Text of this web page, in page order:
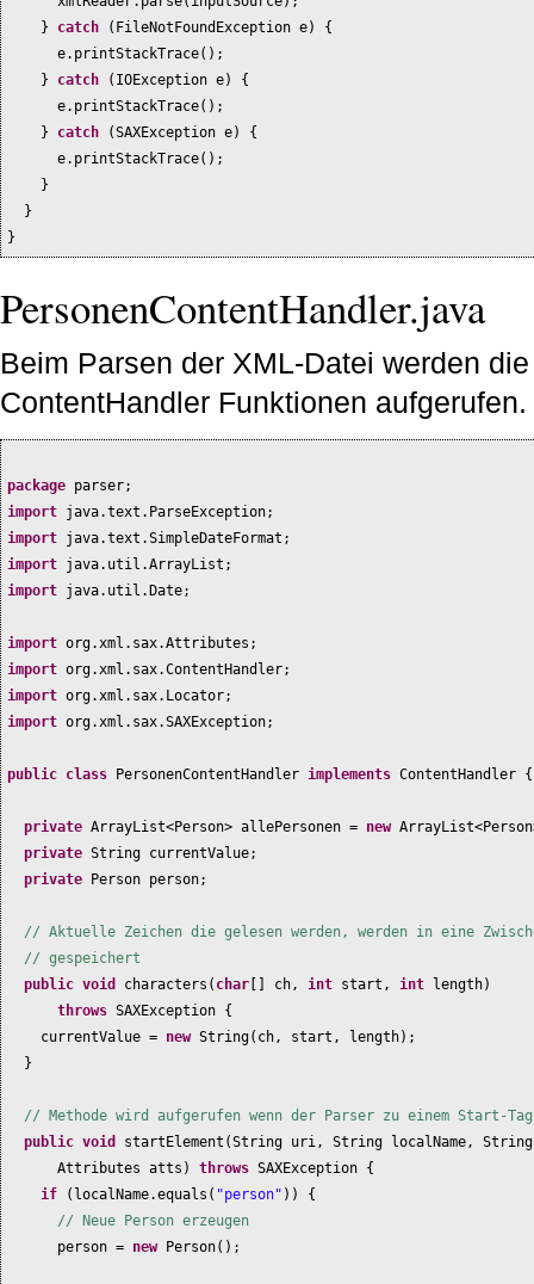
} catch ( FileNotFoundException e) {
e.printStackTrace() ;
} catch ( IOException e) {
e.printStackTrace() ;
} catch (SAXException e) {
e.printStackTrace() ;
}
}
}
PersonenContentHandler.java
Beim Parsen der XML-Datei werden
ContentHandler Funktionen aufgerufen.
package parser;
import java.text.ParseException;
import java.text.SimpleDateFormat;
import java.util.ArrayList;
import java.util.Date;
import org.xml.sax.Attributes;
import org.xml.sax.ContentHandler;
import org.xml.sax.Locator;
import org.xml.sax.SAXException;
public class PersonenContentHandler implements ContentHandler {
private ArrayList<Person> allePersonen = new
private String currentValue;
private
Person person;
// Aktuelle Zeichen die gelesen werden, werden in eine
// gespeichert
public void characters ( char ch, int start, int length)
throws SAXException {
currentValue = new String( ch, start, length) ;
}
// Methode wird aufgerufen wenn der Parser zu einem Start-Tag
public void startElement (String uri, String localName, String
Attributes atts ) throws SAXException {
if
( localName.equals ( "person" )) {
// Neue Person erzeugen
person = new Person() ;